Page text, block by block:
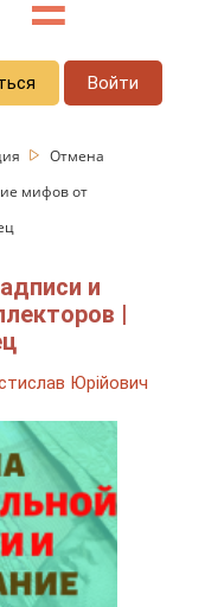
☰
Войти
Отмена
мифов от
и
|
Юрійович